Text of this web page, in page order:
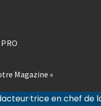
de la revue
Magazine «